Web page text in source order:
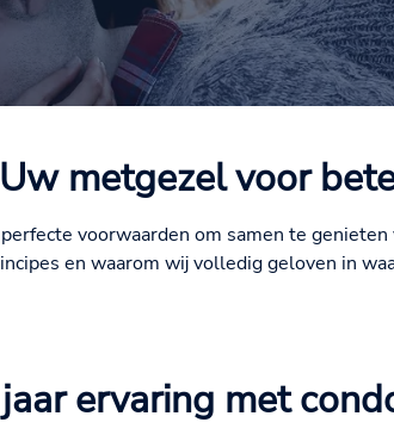
metgezel voor
voorwaarden om samen te
en waarom wij volledig geloven in
ervaring met